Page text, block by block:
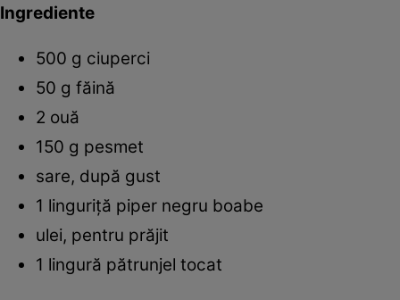
Ingrediente
500 g ciuperci
50 g făină
2 ouă
150 g pesmet
sare, după gust
1 linguriţă piper negru boabe
ulei, pentru prăjit
1 lingură pătrunjel tocat